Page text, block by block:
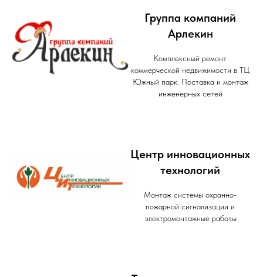
Группа компаний
Арлекин
Комплексный ремонт
коммерческой недвижимости в ТЦ
Южный парк. Поставка и монтаж
инженерных сетей
Центр инновационных
технологий
Монтаж системы охранно-
пожарной сигнализации и
электромонтажные работы